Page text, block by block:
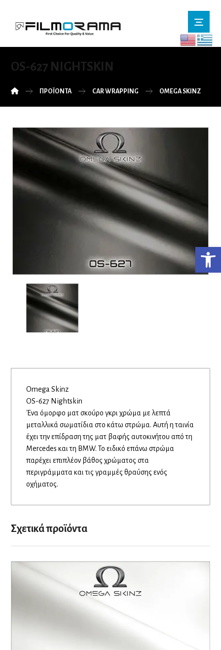
OS-627 NIGHTSKIN
ΠΡΟΪΌΝΤΑ CAR WRAPPING OMEGA SKINZ
Omega Skinz
OS-627 Nightskin
Ένα όμορφο ματ σκούρο γκρι χρώμα με λεπτά
μεταλλικά σωματίδια στο κάτω στρώμα. Αυτή η ταινία
έχει την επίδραση της ματ βαφής αυτοκινήτου από τη
Mercedes και τη BMW. Το ειδικό επάνω στρώμα
παρέχει επιπλέον βάθος χρώματος στα
περιγράμματα και τις γραμμές θραύσης ενός
οχήματος.
Σχετικά προϊόντα